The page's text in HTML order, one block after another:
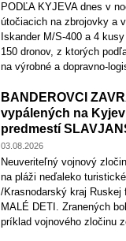
PODĽA KYJEVA dnes v
útočiacich na zbrojovky a
Iskander M/S-400 a 4
150 dronov, z ktorých
na výrobné a dopravno-
BANDEROVCI
vypálených na
predmestí
03.08.2026
Neuveriteľný vojnový
na pláži neďaleko
/Krasnodarský kraj Ruskej
MALÉ DETI. Zranených
príklad vojnového zločinu